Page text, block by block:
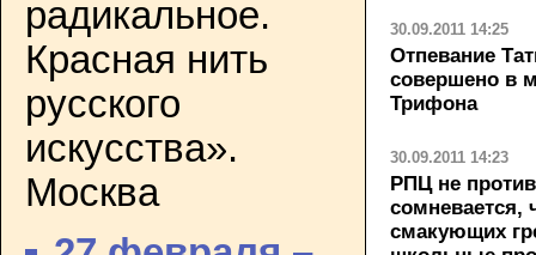
радикальное.
Красная нить
русского
искусства».
Москва
30.09.2011 14:25
Отпевание
совершено в
Трифона
30.09.2011 14:23
РПЦ не
сомневается,
смакующих